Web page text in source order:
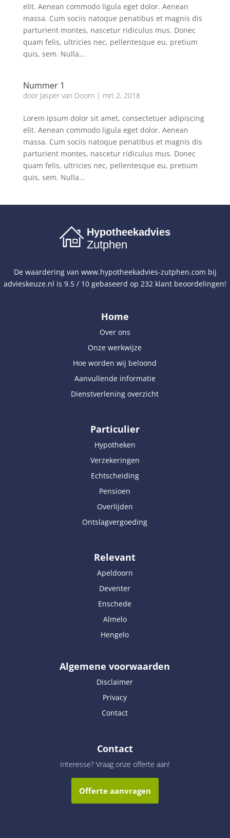
elit. Aenean commodo ligula eget dolor. Aenean
massa. Cum sociis natoque penatibus et magnis dis
parturient montes, nascetur ridiculus mus. Donec
quam felis, ultricies nec, pellentesque eu, pretium
quis, sem. Nulla...
Nummer 1
door Jasper van Doorn | mrt 2, 2018
Lorem ipsum dolor sit amet, consectetuer adipiscing
elit. Aenean commodo ligula eget dolor. Aenean
massa. Cum sociis natoque penatibus et magnis dis
parturient montes, nascetur ridiculus mus. Donec
quam felis, ultricies nec, pellentesque eu, pretium
quis, sem. Nulla...
Hypotheekadvies
Zutphen
De waardering van www.hypotheekadvies-zutphen.com bij
advieskeuze.nl is 9.5 / 10 gebaseerd op 232 klant beoordelingen!
Home
Over ons
Onze werkwijze
Hoe worden wij beloond
Aanvullende informatie
Dienstverlening overzicht
Particulier
Hypotheken
Verzekeringen
Echtscheiding
Pensioen
Overlijden
Ontslagvergoeding
Relevant
Apeldoorn
Deventer
Enschede
Almelo
Hengelo
Algemene voorwaarden
Disclaimer
Privacy
Contact
Contact
Interesse? Vraag onze offerte aan!
Offerte aanvragen